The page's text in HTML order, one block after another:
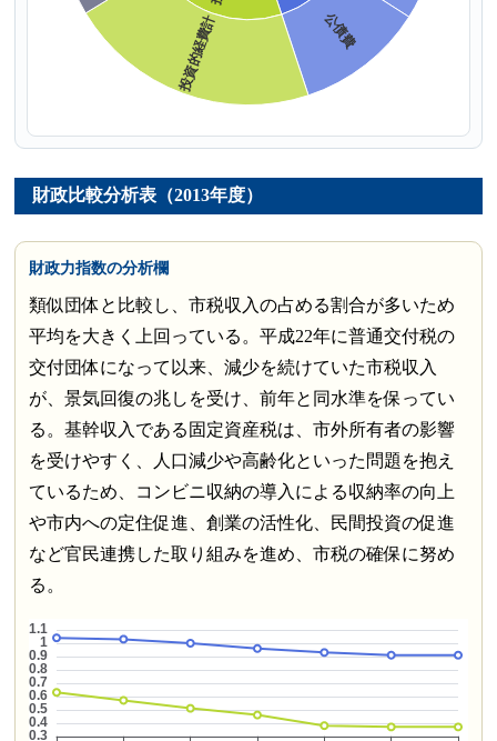
財政比較分析表（2013年度）
財政力指数の分析欄
類似団体と比較し、市税収入の占める割合が多いため
平均を大きく上回っている。平成22年に普通交付税の
交付団体になって以来、減少を続けていた市税収入
が、景気回復の兆しを受け、前年と同水準を保ってい
る。基幹収入である固定資産税は、市外所有者の影響
を受けやすく、人口減少や高齢化といった問題を抱え
ているため、コンビニ収納の導入による収納率の向上
や市内への定住促進、創業の活性化、民間投資の促進
など官民連携した取り組みを進め、市税の確保に努め
る。